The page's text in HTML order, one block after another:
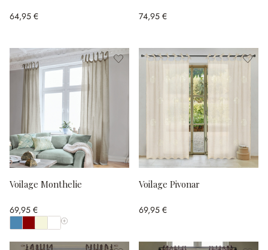
64,95 € 74,95 €
Voilage Monthelie
69,95 €
Afficher toutes les couleurs
Voilage Pivonar
69,95 €